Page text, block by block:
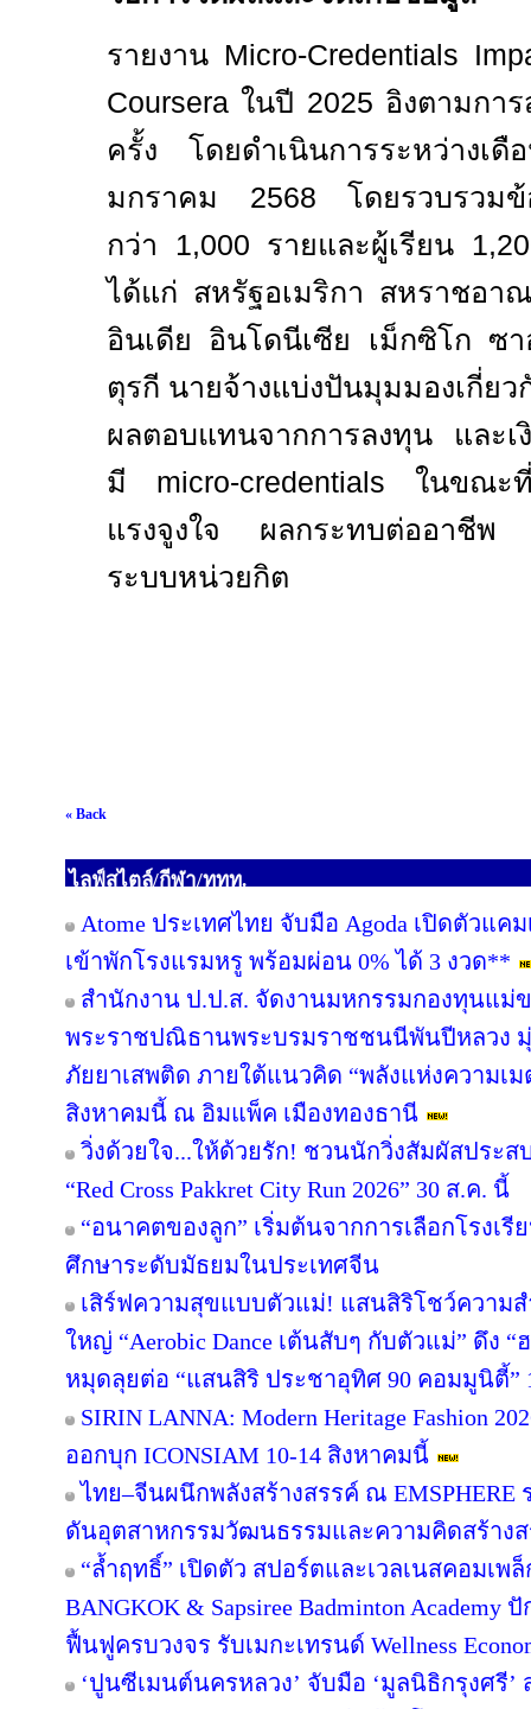
รายงาน Micro-Credentials
Courseraในปี 2025 อิงตามกา
ครั้ง โดยดำเนินการระหว่างเ
มกราคม 2568 โดยรวบรวมข้
กว่า 1,000 รายและผู้เรียน 1,
ได้แก่ สหรัฐอเมริกา สหราชอา
อินเดีย อินโดนีเซีย เม็กซิโก ซ
ตุรกี นายจ้างแบ่งปันมุมมองเกี่ย
ผลตอบแทนจากการลงทุน และเ
มี micro-credentials ในขณะที่
แรงจูงใจ ผลกระทบต่ออาชีพ
ระบบหน่วยกิต
« Back
ไลฟ์สไตล์/กีฬา/ททท.
Atome ประเทศไทย จับมือ Agoda เปิดตัวแ
เข้าพักโรงแรมหรู พร้อมผ่อน 0% ได้ 3 งวด**
สำนักงาน ป.ป.ส. จัดงานมหกรรมกองทุนแม่
พระราชปณิธานพระบรมราชชนนีพันปีหลวง
ภัยยาเสพติด ภายใต้แนวคิด “พลังแห่งความเ
สิงหาคมนี้ ณ อิมแพ็ค เมืองทองธานี
วิ่งด้วยใจ...ให้ด้วยรัก! ชวนนักวิ่งสัมผัสประ
“Red Cross Pakkret City Run 2026” 30 ส.ค. นี้
“อนาคตของลูก” เริ่มต้นจากการเลือกโรงเ
ศึกษาระดับมัธยมในประเทศจีน
เสิร์ฟความสุขแบบตัวแม่! แสนสิริโชว์ความสำ
ใหญ่ “Aerobic Dance เต้นสับๆ กับตัวแม่” ดึง
หมุดลุยต่อ “แสนสิริ ประชาอุทิศ 90 คอมมูนิตี้”
SIRIN LANNA: Modern Heritage Fashion
ออกบุก ICONSIAM 10-14 สิงหาคมนี้
ไทย–จีนผนึกพลังสร้างสรรค์ ณ
ดันอุตสาหกรรมวัฒนธรรมและความคิดสร้างส
“ล้ำฤทธิ์” เปิดตัว สปอร์ตและเวลเนสคอมเพ
BANGKOK & Sapsiree Badminton
ฟื้นฟูครบวงจร รับเมกะเทรนด์ Wellness
‘ปูนซีเมนต์นครหลวง’ จับมือ ‘มูลนิธิกรุงศรี’